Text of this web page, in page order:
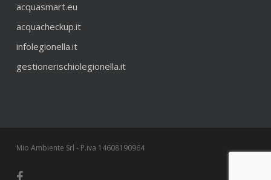
acquasmart.eu
acquacheckup.it
infolegionella.it
gestionerischiolegionella.it
Mio Ambiente Srl - P.iva 14608190964
facebook